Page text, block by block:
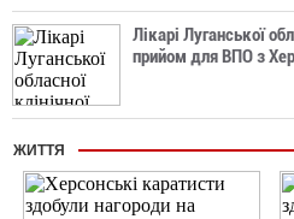
Лікарі Луганської
прийом для ВПО з
ЖИТТЯ